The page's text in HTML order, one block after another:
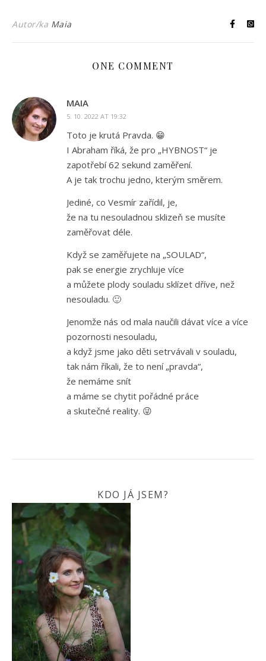
Autor/ka Maia
ONE COMMENT
MAIA
5. 10. 2022 AT 19:32
Toto je krutá Pravda. 😁
I Abraham říká, že pro „HYBNOST“ je
zapotřebí 62 sekund zaměření.
A je tak trochu jedno, kterým směrem.
Jediné, co Vesmír zařídil, je,
že na tu nesouladnou sklizeň se musíte
zaměřovat déle.
Když se zaměřujete na „SOULAD“,
pak se energie zrychluje více
a můžete plody souladu sklízet dříve, než
nesouladu. 🙂
Jenomže nás od mala naučili dávat více a více
pozornosti nesouladu,
a když jsme jako děti setrvávali v souladu,
tak nám říkali, že to není „pravda“,
že nemáme snít
a máme se chytit pořádné práce
a skutečné reality. 😜
KDO JÁ JSEM?